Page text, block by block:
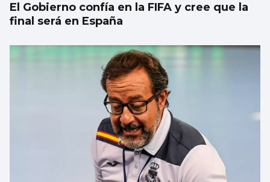
El Gobierno confía en la FIFA y cree que la
final será en España